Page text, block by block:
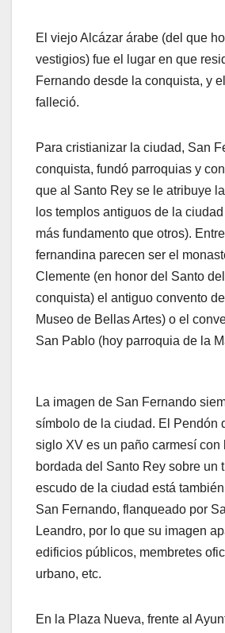
El viejo Alcázar árabe (del que
vestigios) fue el lugar en que
Fernando desde la conquista, y
falleció.
Para cristianizar la ciudad, San
conquista, fundó parroquias y
que al Santo Rey se le atribuye
los templos antiguos de la
más fundamento que otros).
fernandina parecen ser el
Clemente (en honor del Santo
conquista) el antiguo convento
Museo de Bellas Artes) o el
San Pablo (hoy parroquia de la
La imagen de San Fernando
símbolo de la ciudad. El Pendón
siglo XV es un paño carmesí con
bordada del Santo Rey sobre un
escudo de la ciudad está
San Fernando, flanqueado por
Leandro, por lo que su imagen
edificios públicos, membretes
urbano, etc.
En la Plaza Nueva, frente al